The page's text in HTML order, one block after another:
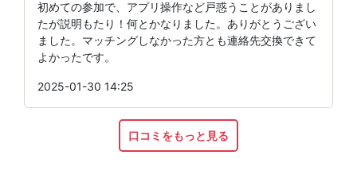
初めての参加で、アプリ操作など戸惑うことがありまし
たが説明もたり！何とかなりました。ありがとうござい
ました。マッチングしなかった方とも連絡先交換できて
よかったです。
2025-01-30 14:25
口コミをもっと見る